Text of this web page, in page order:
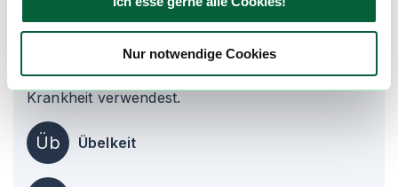
Nur notwendige Cookies
Angaben und Erfahrungen unserer Nutzer und
sind kein Ersatz für professionelle medizinische
Beratung. Hole dir den Rat eines Arztes ein,
bevor Du Cannabis zur Behandlung einer
Krankheit verwendest.
Üb Übelkeit